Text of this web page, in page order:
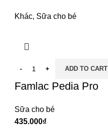
Khác, Sữa cho bé
ADD TO CART
Famlac Pedia Pro
Sữa cho bé
₫